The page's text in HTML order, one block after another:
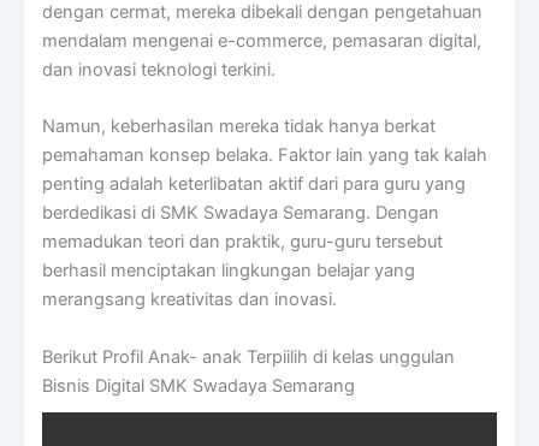
dengan cermat, mereka dibekali dengan pengetahuan
mendalam mengenai e-commerce, pemasaran digital,
dan inovasi teknologi terkini.
Namun, keberhasilan mereka tidak hanya berkat
pemahaman konsep belaka. Faktor lain yang tak kalah
penting adalah keterlibatan aktif dari para guru yang
berdedikasi di SMK Swadaya Semarang. Dengan
memadukan teori dan praktik, guru-guru tersebut
berhasil menciptakan lingkungan belajar yang
merangsang kreativitas dan inovasi.
Berikut Profil Anak- anak Terpiilih di kelas unggulan
Bisnis Digital SMK Swadaya Semarang